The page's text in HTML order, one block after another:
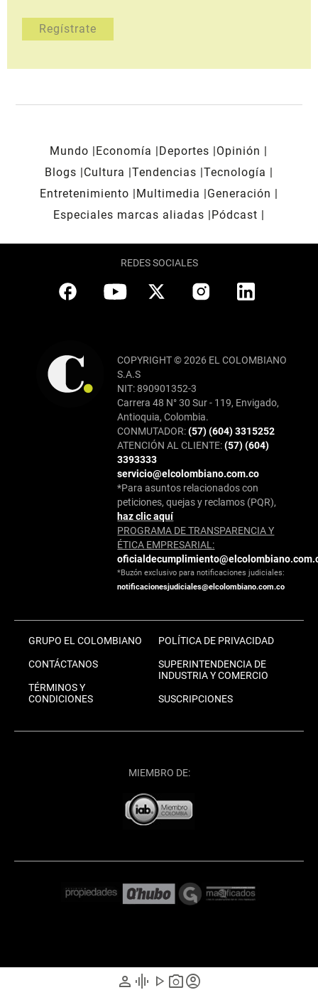
person graphic_eq play_arrow photo_cameraaccount_circle
Mundo Economía Deportes
Opinión
Blogs
Cultura Tendencias Tecnología
Entretenimiento
Multimedia
Generación
Especiales marcas aliadas
Pódcast
REDES SOCIALES
COPYRIGHT © 2026 EL COLOMBIANO
S.A.S
NIT: 890901352-3
Carrera 48 N° 30 Sur - 119, Envigado,
Antioquia, Colombia.
CONMUTADOR:(57) (604) 3315252
ATENCIÓN AL CLIENTE:(57) (604)
3393333
servicio@elcolombiano.com.co
*Para asuntos relacionados con
peticiones, quejas y reclamos (PQR),
haz clic aquí
PROGRAMA DE TRANSPARENCIA Y
ÉTICA EMPRESARIAL:
*Buzón exclusivo para notificaciones judiciales:
notificacionesjudiciales@elcolombiano.com.co
GRUPO EL COLOMBIANO
CONTÁCTANOS
TÉRMINOS Y
CONDICIONES
POLÍTICA DE PRIVACIDAD
SUPERINTENDENCIA DE
INDUSTRIA Y COMERCIO
SUSCRIPCIONES
MIEMBRO DE: